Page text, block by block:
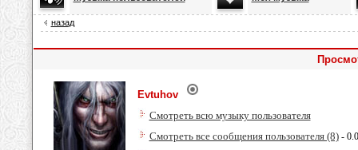
назад
Evtuhov
Смотреть всю музыку пользователя
Смотреть все сообщения пользователя (8)-